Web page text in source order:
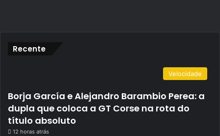
Recente
Velocidade
Borja García e Alejandro Barambio Perea: a
dupla que coloca a GT Corse na rota do
título absoluto
12 horas atrás